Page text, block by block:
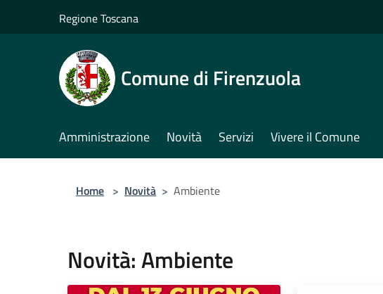
Regione Toscana
Comune di Firenzuola
Amministrazione Novità Servizi Vivere il Comune
Home > Novità > Ambiente
Novità: Ambiente